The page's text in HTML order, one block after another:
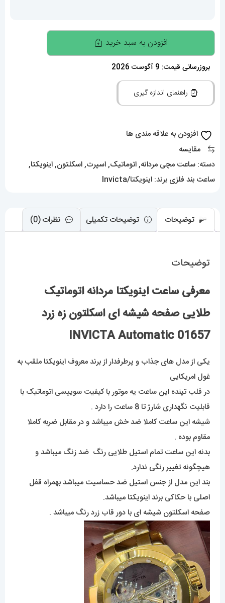
ساعت
اینویکتا
مردانه
اتوماتیک
طلایی
شیشه
ای
INVICTA
Automatic
افزودن به سبد خرید
بروزرسانی قیمت: 9 آگوست 2026
راهنمای اندازه گیری
افزودن به علاقه مندی ها
مقایسه
دسته: ساعت مچی مردانه,اتوماتیک,اسپرت,اسکلتون,اینویکتا,
ساعت بند فلزی برند: اینویکتا/Invicta
توضیحات توضیحات تکمیلی نظرات (0)
توضیحات
معرفی ساعت اینویکتا مردانه اتوماتیک
طلایی صفحه شیشه ای اسکلتون زه زرد
01657 INVICTA Automatic
یکی از مدل های جذاب و پرطرفدار از برند معروف اینویکتا ملقب به
غول امریکایی
در قلب تپنده این ساعت یه موتور با کیفیت سوییسی اتوماتیک با
قابلیت نگهداری شارژ تا 8 ساعت را دارد .
شیشه این ساعت کاملا ضد خش میباشد و در مقابل ضربه کاملا
مقاوم بوده .
بدنه این ساعت تمام استیل طلایی رنگ ضد زنگ میباشد و
هیچگونه تغییر رنگی ندارد.
بند این مدل از جنس استیل ضد حساسیت میباشد بهمراه قفل
اصلی با حکاکی برند اینویکتا میباشد.
صفحه اسکلتون شیشه ای با دور قاب زرد رنگ میباشد .